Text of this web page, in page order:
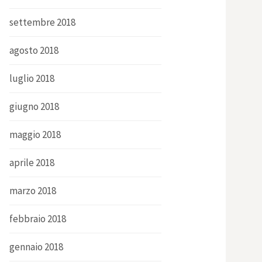
settembre 2018
agosto 2018
luglio 2018
giugno 2018
maggio 2018
aprile 2018
marzo 2018
febbraio 2018
gennaio 2018